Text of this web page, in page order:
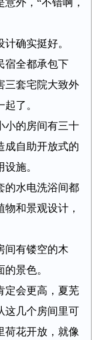
外，“不错啊，
确实挺好。
宿全都承包下
三套宅院大致外
了。
小的房间有三十
成自助开放式的
施。
的水电洗浴间都
和景观设计，
间有镂空的木
景色。
定会更高，夏芜
这几个房间里可
荷花开放，就像